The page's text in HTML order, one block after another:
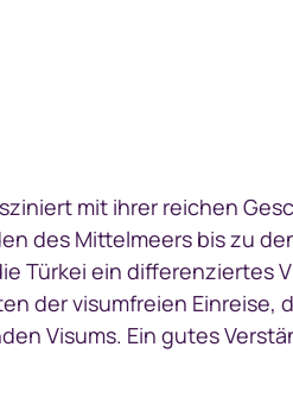
mit ihrer reichen
des Mittelmeers bis zu
Türkei ein differenziertes
der visumfreien Einreise,
Visums. Ein gutes